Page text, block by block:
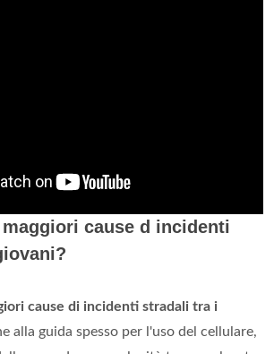
cause d incidenti
cause di incidenti stradali tra i
alla guida spesso per l'uso del cellulare,